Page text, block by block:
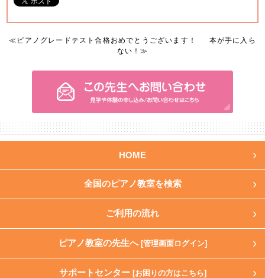
≪ ピアノグレードテスト合格おめでとうございます！
本が手に入ら
ない！≫
HOME
全国のピアノ教室を検索
ご利用の流れ
ピアノ教室の先生へ [管理画面ログイン]
サポートセンター [お困りの方はこちら]